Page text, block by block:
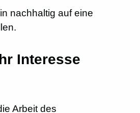
nachhaltig auf eine
Interesse
Arbeit des